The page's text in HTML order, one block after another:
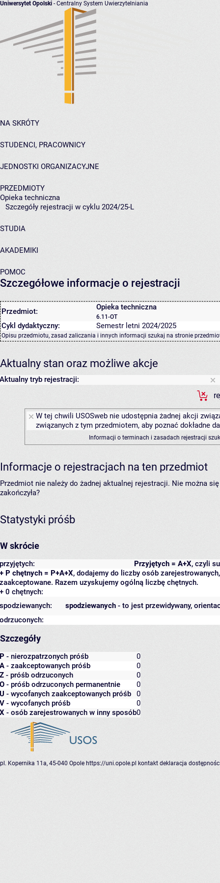
Uniwersytet Opolski - Centralny System Uwierzytelniania
NA SKRÓTY
STUDENCI, PRACOWNICY
JEDNOSTKI ORGANIZACYJNE
PRZEDMIOTY
Opieka techniczna
Szczegóły rejestracji w cyklu 2024/25-L
STUDIA
AKADEMIKI
POMOC
Szczegółowe informacje o rejestracji
Przedmiot: Opieka techniczna
6.11-OT
Cykl dydaktyczny: Semestr letni 2024/2025
Opisu przedmiotu, zasad zaliczania i innych informacji szukaj na stronie
Aktualny stan oraz możliwe akcje
Aktualny tryb rejestracji:
W tej chwili USOSweb nie udostępnia żadnej akcji
związanych z tym przedmiotem, aby poznać dokładne
Informacji o terminach i zasadach rejestracji
Informacje o rejestracjach na ten przedmiot
Przedmiot nie należy do żadnej aktualnej rejestracji. Nie można
zakończyła?
Statystyki próśb
W skrócie
Przyjętych = A+X, czyli
przyjętych:
+ P chętnych = P+A+X, dodajemy do liczby osób
zaakceptowane. Razem uzyskujemy ogólną liczbę chętnych.
+ 0 chętnych:
spodziewanych - to jest przewidywany,
spodziewanych:
odrzuconych:
Szczegóły
P - nierozpatrzonych próśb
0
A - zaakceptowanych próśb
0
Z - próśb odrzuconych
0
O - próśb odrzuconych permanentnie
0
U - wycofanych zaakceptowanych próśb
0
V - wycofanych próśb
0
X - osób zarejestrowanych w inny sposób0
pl. Kopernika 11a, 45-040 Opole https://uni.opole.pl kontakt deklaracja